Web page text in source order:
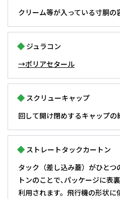
クリーム等が入っている寸胴の
ジュラコン
→ポリアセタール
スクリューキャップ
回して開け閉めするキャップの
ストレートタックカートン
タック（差し込み蓋）がひと
トンのことで､パッケージに表
利用されます。飛行機の形状